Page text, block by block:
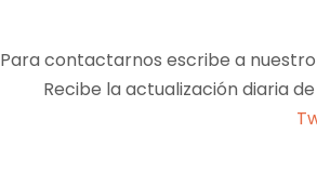
Para contactarnos escribe a
Recibe la actualización diaria